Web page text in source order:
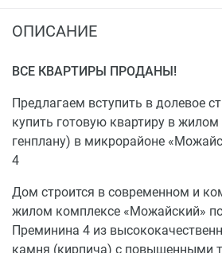
ОПИСАНИЕ
ВСЕ КВАРТИРЫ ПРОДАНЫ!
Предлагаем вступить в долевое
купить готовую квартиру в
генплану) в микрорайоне
4
Дом строится в современном и
жилом комплексе «Можайский»
Преминина 4 из
камня (кирпича) с повышенными